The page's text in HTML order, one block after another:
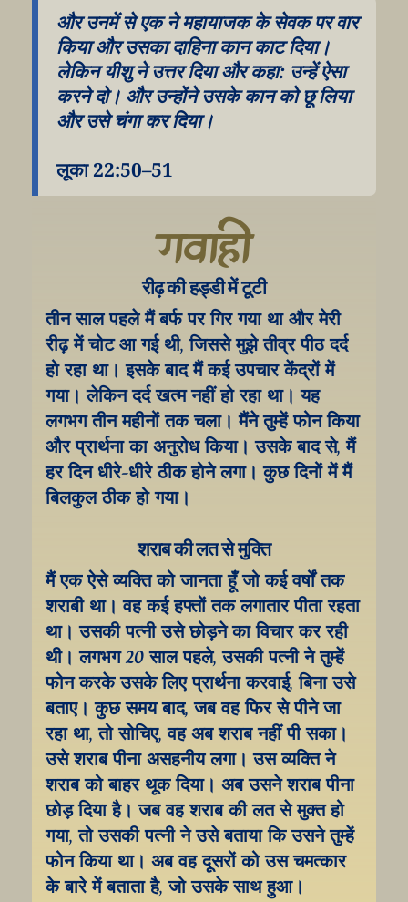
और उनमें से एक ने महायाजक के सेवक पर वार
किया और उसका दाहिना कान काट दिया।
लेकिन यीशु ने उत्तर दिया और कहा: उन्हें ऐसा
करने दो। और उन्होंने उसके कान को छू लिया
और उसे चंगा कर दिया।
लूका 22:50–51
गवाही
रीढ़ की हड्डी में टूटी
तीन साल पहले मैं बर्फ पर गिर गया था और मेरी
रीढ़ में चोट आ गई थी, जिससे मुझे तीव्र पीठ दर्द
हो रहा था। इसके बाद मैं कई उपचार केंद्रों में
गया। लेकिन दर्द खत्म नहीं हो रहा था। यह
लगभग तीन महीनों तक चला। मैंने तुम्हें फोन किया
और प्रार्थना का अनुरोध किया। उसके बाद से, मैं
हर दिन धीरे-धीरे ठीक होने लगा। कुछ दिनों में मैं
बिलकुल ठीक हो गया।
शराब की लत से मुक्ति
मैं एक ऐसे व्यक्ति को जानता हूँ जो कई वर्षों तक
शराबी था। वह कई हफ्तों तक लगातार पीता रहता
था। उसकी पत्नी उसे छोड़ने का विचार कर रही
थी। लगभग 20 साल पहले, उसकी पत्नी ने तुम्हें
फोन करके उसके लिए प्रार्थना करवाई, बिना उसे
बताए। कुछ समय बाद, जब वह फिर से पीने जा
रहा था, तो सोचिए, वह अब शराब नहीं पी सका।
उसे शराब पीना असहनीय लगा। उस व्यक्ति ने
शराब को बाहर थूक दिया। अब उसने शराब पीना
छोड़ दिया है। जब वह शराब की लत से मुक्त हो
गया, तो उसकी पत्नी ने उसे बताया कि उसने तुम्हें
फोन किया था। अब वह दूसरों को उस चमत्कार
के बारे में बताता है, जो उसके साथ हुआ।